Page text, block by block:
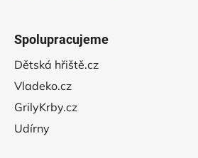
Spolupracujeme
Dětská hřiště.cz
Vladeko.cz
GrilyKrby.cz
Udírny